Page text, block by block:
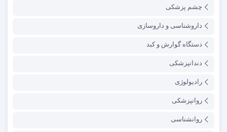
چشم پزشکی
داروشناسی و داروسازی
دستگاه گوارش و کبد
دندانپزشکی
رادیولوژی
روانپزشکی
روانشناسی